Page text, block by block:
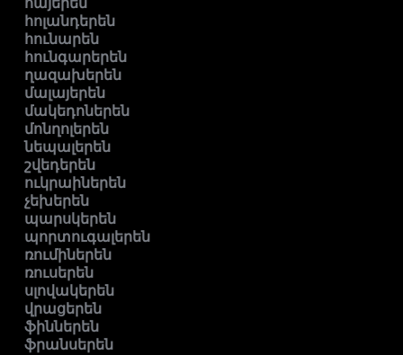
հոլանդերեն
հունարեն
հունգարերեն
ղազախերեն
մալայերեն
մակեդոներեն
մոնղոլերեն
նեպալերեն
շվեդերեն
ուկրաիներեն
չեխերեն
պարսկերեն
պորտուգալերեն
ռումիներեն
ռուսերեն
սլովակերեն
վրացերեն
ֆիններեն
ֆրանսերեն